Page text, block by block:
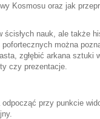
Kosmosu oraz jak
ścisłych nauk, ale także
można
zgłębić arkana sztuki
czy prezentacje.
przy punkcie